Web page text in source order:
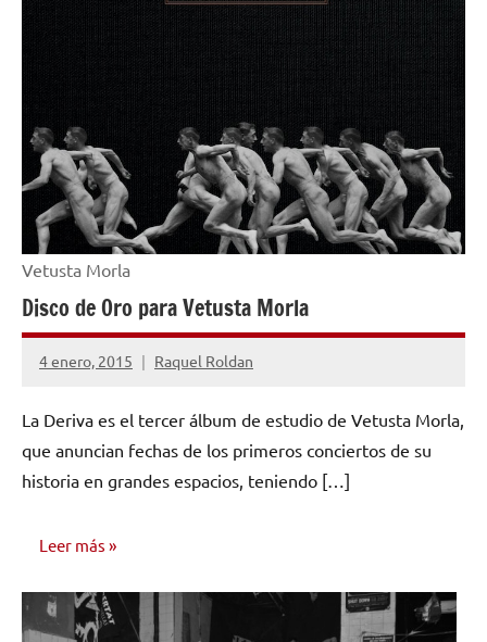
Vetusta Morla
Disco de Oro para Vetusta Morla
4 enero, 2015 Raquel Roldan
No
comentarios
La Deriva es el tercer álbum de estudio de Vetusta Morla,
que anuncian fechas de los primeros conciertos de su
historia en grandes espacios, teniendo […]
Leer más
NOTICIAS